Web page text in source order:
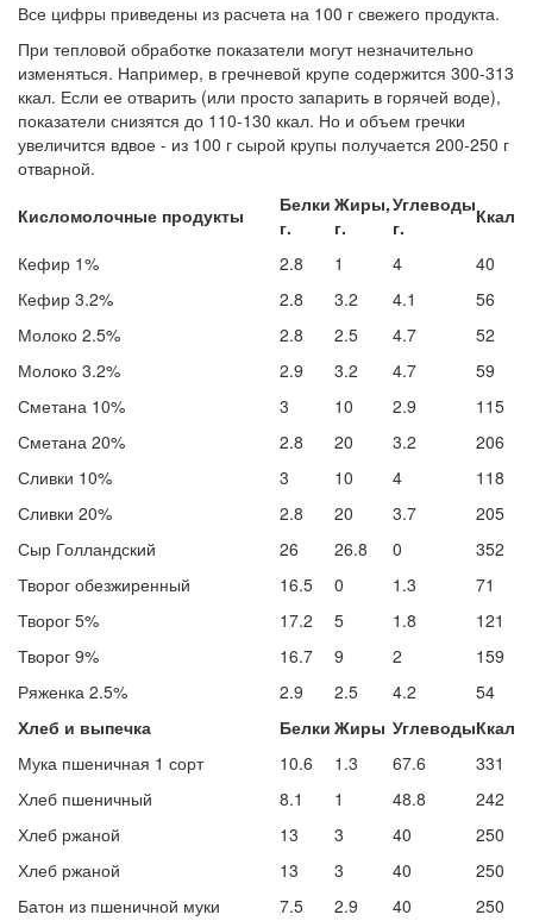
Все цифры приведены из расчета на 100 г свежего продукта.
При тепловой обработке показатели могут незначительно
изменяться. Например, в гречневой крупе содержится 300-313
ккал. Если ее отварить (или просто запарить в горячей воде),
показатели снизятся до 110-130 ккал. Но и объем гречки
увеличится вдвое - из 100 г сырой крупы получается 200-250 г
отварной.
Кисломолочные продукты
Белки
г.
Жиры,
г.
Углеводы
г.
Ккал
Кефир 1%
2.8 1 4
40
Кефир 3.2%
2.8 3.2 4.1
56
Молоко 2.5%
2.8 2.5 4.7
52
Молоко 3.2%
2.9 3.2 4.7
59
Сметана 10%
3 10 2.9
115
Сметана 20%
2.8 20 3.2
206
Сливки 10%
3 10 4
118
Сливки 20%
2.8 20 3.7
205
Сыр Голландский
26 26.8 0
352
Творог обезжиренный
16.5 0 1.3
71
Творог 5%
17.2 5 1.8
121
Творог 9%
16.7 9 2
159
Ряженка 2.5%
2.9 2.5 4.2
54
Хлеб и выпечка
Белки Жиры УглеводыКкал
Мука пшеничная 1 сорт
10.6 1.3 67.6
331
Хлеб пшеничный
8.1 1 48.8
242
Хлеб ржаной
13 3 40
250
Хлеб ржаной
13 3 40
250
Батон из пшеничной муки
7.5 2.9 40
250